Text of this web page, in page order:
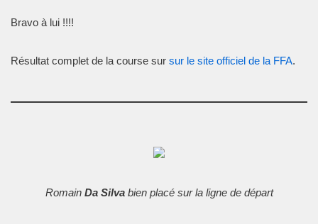
Bravo à lui !!!!
Résultat complet de la course sur sur le site officiel de la FFA.
Romain Da Silvabien placé sur la ligne de départ